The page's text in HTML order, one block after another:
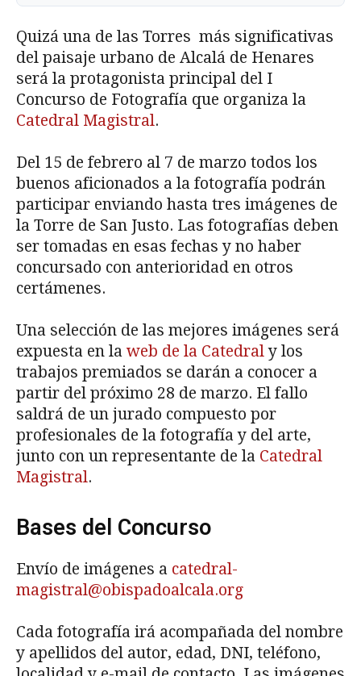
Quizá una de las Torres más significativas
del paisaje urbano de Alcalá de Henares
será la protagonista principal del I
Concurso de Fotografía que organiza la
Catedral Magistral.
Del 15 de febrero al 7 de marzo todos los
buenos aficionados a la fotografía podrán
participar enviando hasta tres imágenes de
la Torre de San Justo. Las fotografías deben
ser tomadas en esas fechas y no haber
concursado con anterioridad en otros
certámenes.
Una selección de las mejores imágenes será
expuesta en la web de la Catedraly los
trabajos premiados se darán a conocer a
partir del próximo 28 de marzo. El fallo
saldrá de un jurado compuesto por
profesionales de la fotografía y del arte,
junto con un representante de la Catedral
Magistral.
Bases del Concurso
Envío de imágenes a catedral-
magistral@obispadoalcala.org
Cada fotografía irá acompañada del nombre
y apellidos del autor, edad, DNI, teléfono,